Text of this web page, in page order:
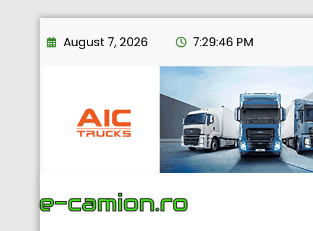
to
August 7, 2026 7:29:47 PM